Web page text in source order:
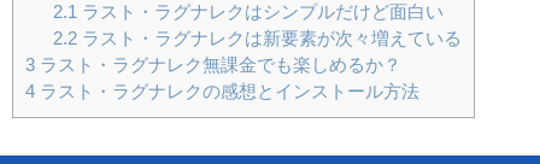
2.1 ラスト・ラグナレクはシンプルだけど面白い
2.2ラスト・ラグナレクは新要素が次々増えている
3 ラスト・ラグナレク無課金でも楽しめるか？
4 ラスト・ラグナレクの感想とインストール方法